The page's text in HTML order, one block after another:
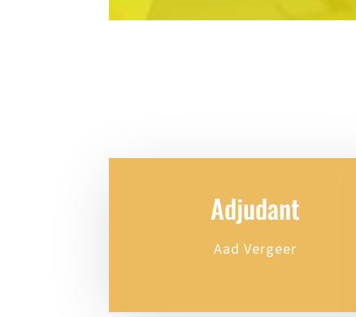
Adjudant
Aad Vergeer